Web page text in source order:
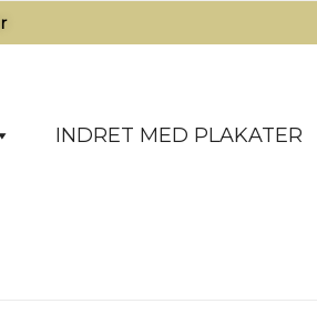
INDRET MED PLAKATER